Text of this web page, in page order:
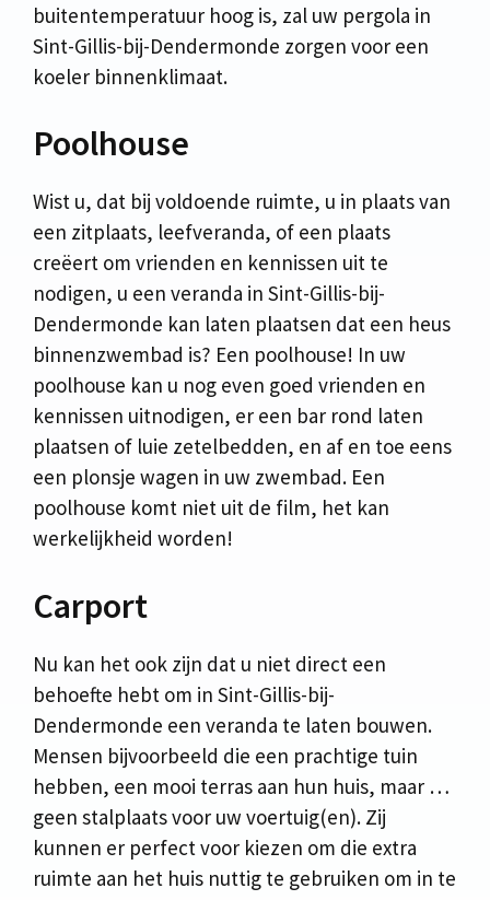
buitentemperatuur hoog is, zal uw pergola in
Sint-Gillis-bij-Dendermonde zorgen voor een
koeler binnenklimaat.
Poolhouse
Wist u, dat bij voldoende ruimte, u in plaats van
een zitplaats, leefveranda, of een plaats
creëert om vrienden en kennissen uit te
nodigen, u een veranda in Sint-Gillis-bij-
Dendermonde kan laten plaatsen dat een heus
binnenzwembad is? Een poolhouse! In uw
poolhouse kan u nog even goed vrienden en
kennissen uitnodigen, er een bar rond laten
plaatsen of luie zetelbedden, en af en toe eens
een plonsje wagen in uw zwembad. Een
poolhouse komt niet uit de film, het kan
werkelijkheid worden!
Carport
Nu kan het ook zijn dat u niet direct een
behoefte hebt om in Sint-Gillis-bij-
Dendermonde een veranda te laten bouwen.
Mensen bijvoorbeeld die een prachtige tuin
hebben, een mooi terras aan hun huis, maar …
geen stalplaats voor uw voertuig(en). Zij
kunnen er perfect voor kiezen om die extra
ruimte aan het huis nuttig te gebruiken om in te